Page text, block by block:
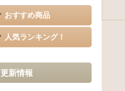
おすすめ商品
人気ランキング！
更新情報